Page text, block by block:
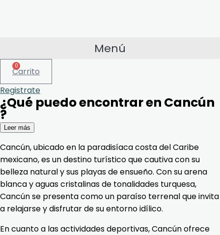
Menú
0
Carrito
Registrate
¿Qué puedo encontrar en Cancún
?
Leer más
Cancún, ubicado en la paradisíaca costa del Caribe
mexicano, es un destino turístico que cautiva con su
belleza natural y sus playas de ensueño. Con su arena
blanca y aguas cristalinas de tonalidades turquesa,
Cancún se presenta como un paraíso terrenal que invita
a relajarse y disfrutar de su entorno idílico.
En cuanto a las actividades deportivas, Cancún ofrece